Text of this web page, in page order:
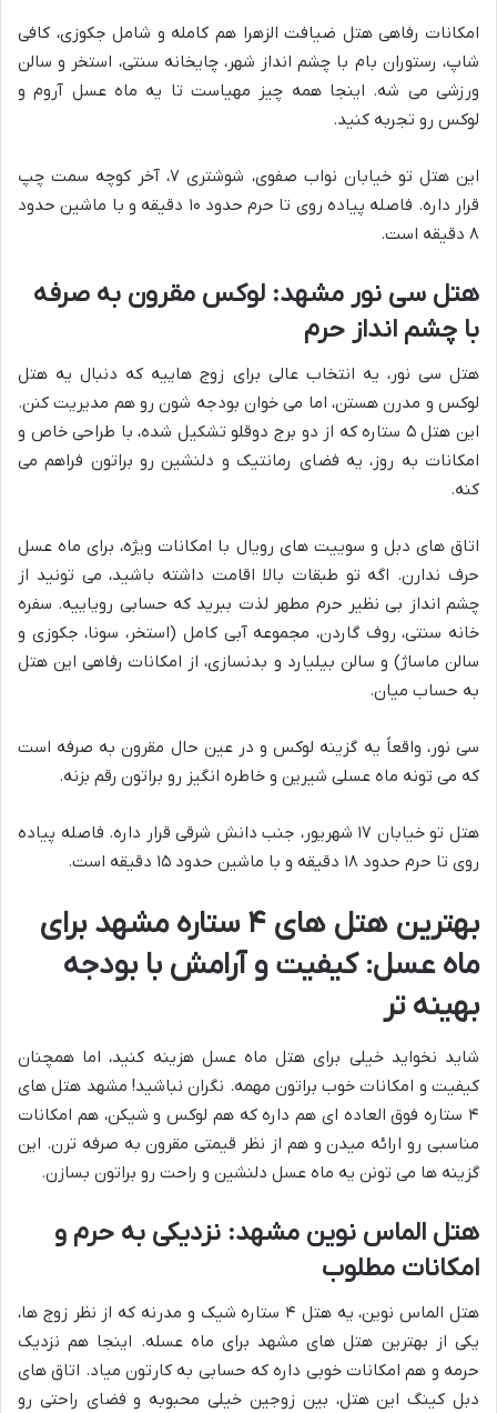
امکانات رفاهی هتل ضیافت الزهرا هم کامله و شامل جکوزی، کافی
شاپ، رستوران بام با چشم انداز شهر، چایخانه سنتی، استخر و سالن
ورزشی می شه. اینجا همه چیز مهیاست تا یه ماه عسل آروم و
لوکس رو تجربه کنید.
این هتل تو خیابان نواب صفوی، شوشتری ۷، آخر کوچه سمت چپ
قرار داره. فاصله پیاده روی تا حرم حدود ۱۰ دقیقه و با ماشین حدود
۸ دقیقه است.
هتل سی نور مشهد: لوکس مقرون به صرفه
با چشم انداز حرم
هتل سی نور، یه انتخاب عالی برای زوج هاییه که دنبال یه هتل
لوکس و مدرن هستن، اما می خوان بودجه شون رو هم مدیریت کنن.
این هتل ۵ ستاره که از دو برج دوقلو تشکیل شده، با طراحی خاص و
امکانات به روز، یه فضای رمانتیک و دلنشین رو براتون فراهم می
کنه.
اتاق های دبل و سوییت های رویال با امکانات ویژه، برای ماه عسل
حرف ندارن. اگه تو طبقات بالا اقامت داشته باشید، می تونید از
چشم انداز بی نظیر حرم مطهر لذت ببرید که حسابی رویاییه. سفره
خانه سنتی، روف گاردن، مجموعه آبی کامل (استخر، سونا، جکوزی و
سالن ماساژ) و سالن بیلیارد و بدنسازی، از امکانات رفاهی این هتل
به حساب میان.
سی نور، واقعاً یه گزینه لوکس و در عین حال مقرون به صرفه است
که می تونه ماه عسلی شیرین و خاطره انگیز رو براتون رقم بزنه.
هتل تو خیابان ۱۷ شهریور، جنب دانش شرقی قرار داره. فاصله پیاده
روی تا حرم حدود ۱۸ دقیقه و با ماشین حدود ۱۵ دقیقه است.
بهترین هتل های ۴ ستاره مشهد برای
ماه عسل: کیفیت و آرامش با بودجه
بهینه تر
شاید نخواید خیلی برای هتل ماه عسل هزینه کنید، اما همچنان
کیفیت و امکانات خوب براتون مهمه. نگران نباشید! مشهد هتل های
۴ ستاره فوق العاده ای هم داره که هم لوکس و شیکن، هم امکانات
مناسبی رو ارائه میدن و هم از نظر قیمتی مقرون به صرفه ترن. این
گزینه ها می تونن یه ماه عسل دلنشین و راحت رو براتون بسازن.
هتل الماس نوین مشهد: نزدیکی به حرم و
امکانات مطلوب
هتل الماس نوین، یه هتل ۴ ستاره شیک و مدرنه که از نظر زوج ها،
یکی از بهترین هتل های مشهد برای ماه عسله. اینجا هم نزدیک
حرمه و هم امکانات خوبی داره که حسابی به کارتون میاد. اتاق های
دبل کینگ این هتل، بین زوجین خیلی محبوبه و فضای راحتی رو